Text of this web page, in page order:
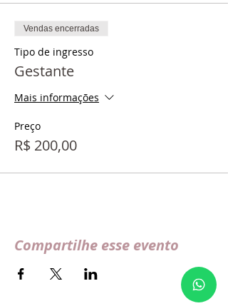
Vendas encerradas
Tipo de ingresso
Gestante
Mais informações
Preço
R$ 200,00
Compartilhe esse evento